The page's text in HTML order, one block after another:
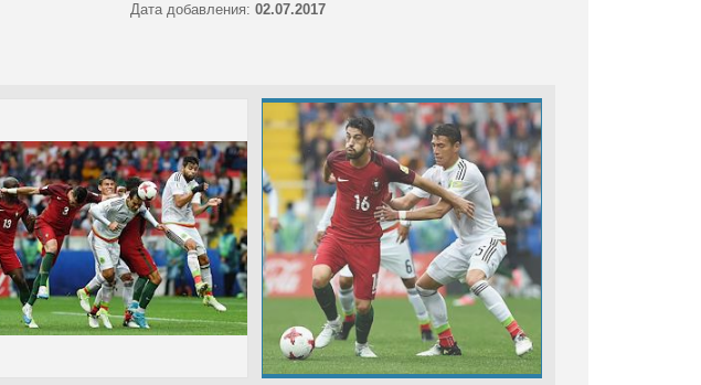
Дата добавления: 02.07.2017